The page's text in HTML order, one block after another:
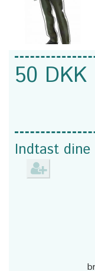
50 DKK
Indtast dine